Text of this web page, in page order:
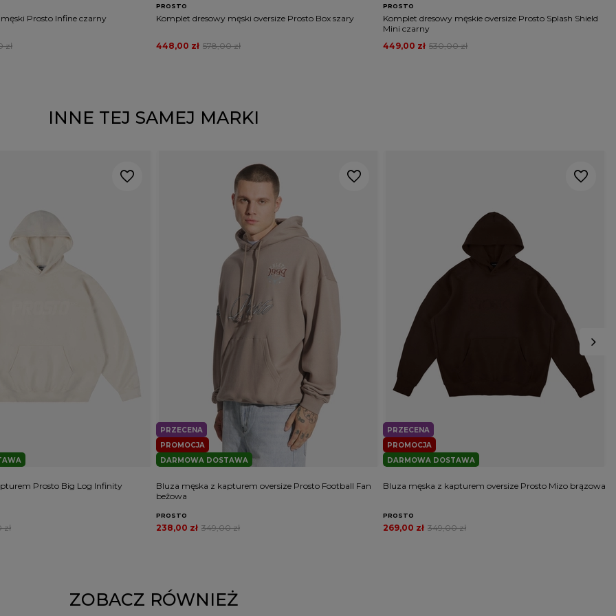
Prosto Infine czarny
zł
PROSTO
Komplet dresowy męski oversize Prosto Box szary
578,00 zł
448,00 zł
PROSTO
Komplet dresowy męskie oversize Prosto Splash Shield
Mini czarny
530,00 zł
449,00 zł
INNE TEJ SAMEJ MARKI
Prosto Big Log Infinity
zł
PROMOCJA
PRZECENA
DARMOWA DOSTAWA
Bluza męska z kapturem oversize Prosto Football Fan
beżowa
PROSTO
349,00 zł
238,00 zł
PROMOCJA
PRZECENA
DARMOWA DOSTAWA
Bluza męska z kapturem oversize Prosto Mizo brązowa
PROSTO
349,00 zł
269,00 zł
ZOBACZ RÓWNIEŻ